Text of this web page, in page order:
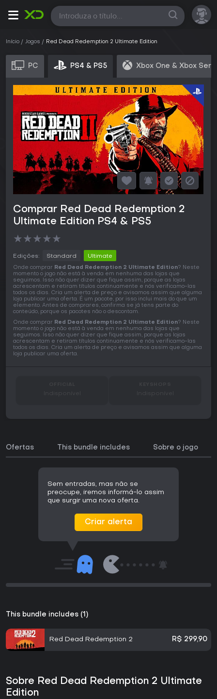
Todas
Início Jogos Red Dead Redemption 2 Ultimate Edition
PC PS4 & PS5 Xbox One & Xbox
Comprar Red Dead Redemption 2
Ultimate Edition PS4 & PS5
★★★★★
Edições: Standard Ultimate
Onde comprar Red Dead Redemption 2 Ultimate Edition? Neste
momento o jogo não está à venda em nenhuma das lojas que
seguimos. Isso não quer dizer que fique assim, porque as lojas
acrescentam e retiram títulos continuamente e nós verificamo-las
todos os dias. Cria um alerta de preço e avisamos assim que alguma
loja publicar uma oferta. É um pacote, por isso inclui mais do que um
elemento. Antes de comprares, confirma se já tens parte do
conteúdo, porque os pacotes não o descontam.
Onde comprar Red Dead Redemption 2 Ultimate Edition? Neste
momento o jogo não está à venda em nenhuma das lojas que
seguimos. Isso não quer dizer que fique assim, porque as lojas
acrescentam e retiram títulos continuamente e nós verificamo-las
todos os dias. Cria um alerta de preço e avisamos assim que alguma
loja publicar uma oferta.
Indisponível Indisponível
Ofertas This bundle includes Sobre o jogo
Sem entradas, mas não se
preocupe, iremos informá-lo assim
que surgir uma nova oferta.
Criar alerta
This bundle includes (1)
Red Dead Redemption 2 R$ 299,90
Sobre Red Dead Redemption 2 Ultimate
Edition